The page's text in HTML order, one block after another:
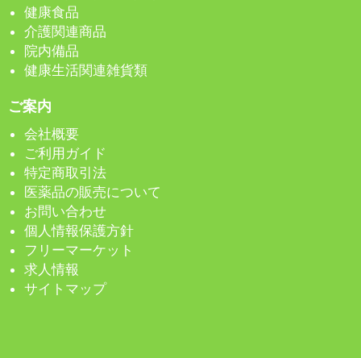
健康食品
介護関連商品
院内備品
健康生活関連雑貨類
ご案内
会社概要
ご利用ガイド
特定商取引法
医薬品の販売について
お問い合わせ
個人情報保護方針
フリーマーケット
求人情報
サイトマップ